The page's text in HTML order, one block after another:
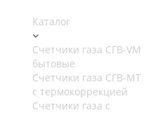
Каталог
Счетчики газа СГВ-VM
бытовые
Счетчики газа СГВ-МТ
с термокоррекцией
Счетчики газа с